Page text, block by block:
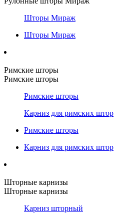
Шторы Мираж
Шторы Мираж
Римские шторы
Римские шторы
Римские шторы
Карниз для римских штор
Римские шторы
Карниз для римских штор
Шторные карнизы
Шторные карнизы
Карниз шторный